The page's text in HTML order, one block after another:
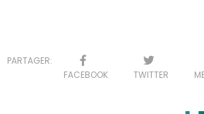
PARTAGER:
FACEBOOK
TWITTER